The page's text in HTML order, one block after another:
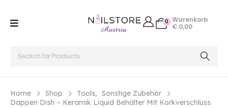
0 Warenkorb
€ 0,00
Home Shop Tools, Sonstige Zubehör
Dappen Dish – Keramik Liquid Behälter Mit Korkverschluss